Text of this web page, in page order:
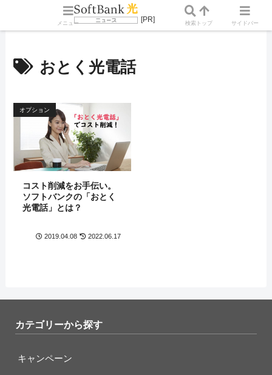
おとく光電話
オプション
コスト削減をお手伝い。
ソフトバンクの「おとく
光電話」とは？
2019.04.08 2022.06.17
カテゴリーから探す
キャンペーン
メニュー 検索トップ サイドバー